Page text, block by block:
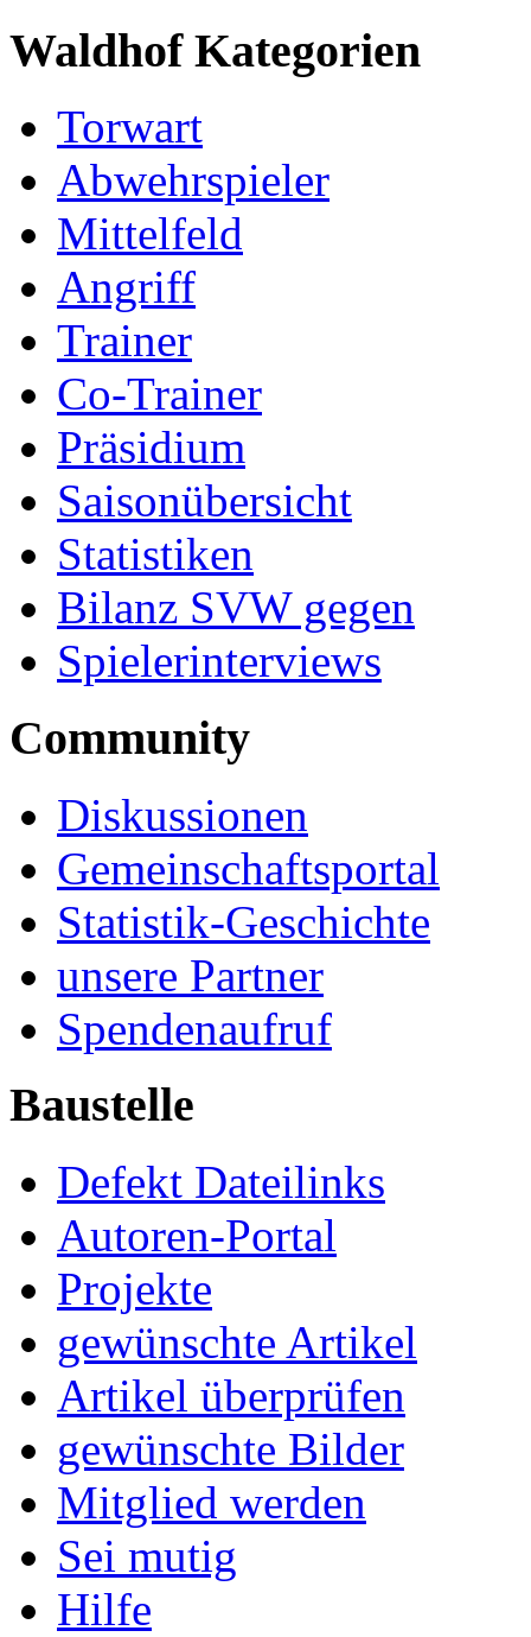
Waldhof Kategorien
Torwart
Abwehrspieler
Mittelfeld
Angriff
Trainer
Co-Trainer
Präsidium
Saisonübersicht
Statistiken
Bilanz SVW gegen
Spielerinterviews
Community
Diskussionen
Gemeinschaftsportal
Statistik-Geschichte
unsere Partner
Spendenaufruf
Baustelle
Defekt Dateilinks
Autoren-Portal
Projekte
gewünschte Artikel
Artikel überprüfen
gewünschte Bilder
Mitglied werden
Sei mutig
Hilfe